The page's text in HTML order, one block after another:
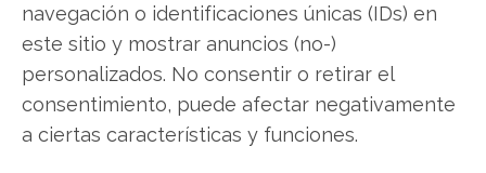
navegación o identificaciones únicas (IDs) en
este sitio y mostrar anuncios (no-)
personalizados. No consentir o retirar el
consentimiento, puede afectar negativamente
a ciertas características y funciones.
LinkedIn
Copiar enlace